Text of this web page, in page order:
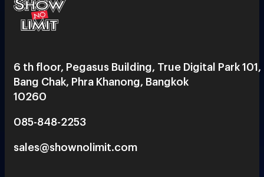
6 th floor, Pegasus Building, True Digital Park 101,
Bang Chak, Phra Khanong, Bangkok
10260
085-848-2253
sales@shownolimit.com